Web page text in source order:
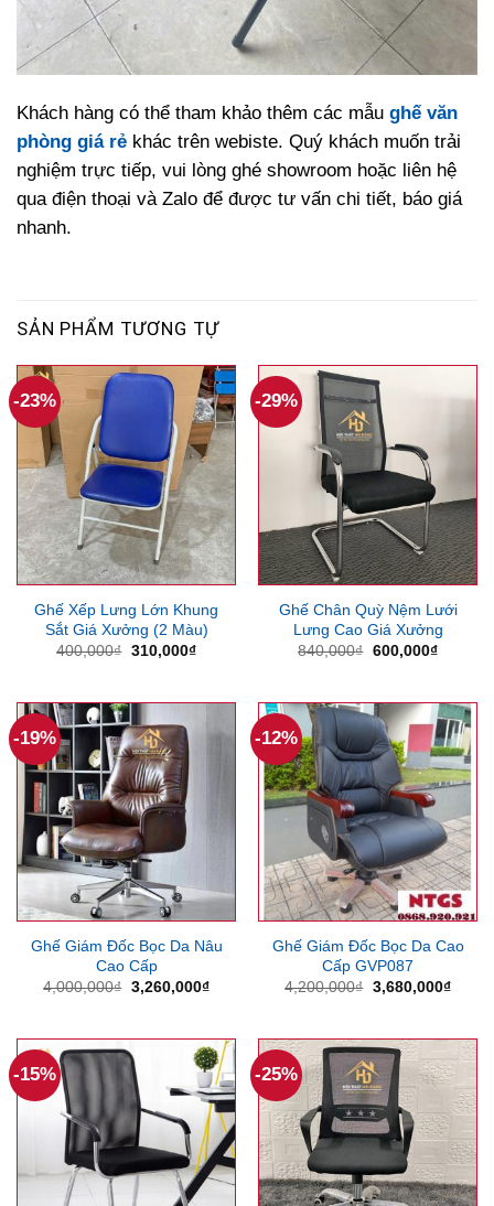
Khách hàng có thể tham khảo thêm các mẫu ghế văn
phòng giá rẻ khác trên webiste. Quý khách muốn trải
nghiệm trực tiếp, vui lòng ghé showroom hoặc liên hệ
qua điện thoại và Zalo để được tư vấn chi tiết, báo giá
nhanh.
SẢN PHẨM TƯƠNG TỰ
-23%
Ghế Xếp Lưng Lớn Khung
Sắt Giá Xưởng (2 Màu)
400,000₫ Giá
310,000₫Giá
-29%
Ghế Chân Quỳ Nệm Lưới
Lưng Cao Giá Xưởng
840,000₫ Giá
600,000₫Giá
-19%
Ghế Giám Đốc Bọc Da Nâu
Cao Cấp
4,000,000₫ Giá
3,260,000₫Giá
3,260,000₫.
-12%
Ghế Giám Đốc Bọc Da Cao
Cấp GVP087
4,200,000₫ Giá
3,680,000₫Giá
-15% -25%